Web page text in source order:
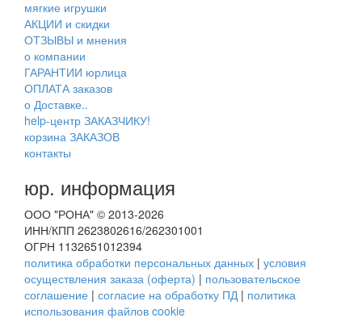
мягкие игрушки
АКЦИИ и скидки
ОТЗЫВЫ и мнения
о компании
ГАРАНТИИ юрлица
ОПЛАТА заказов
о Доставке..
help-центр ЗАКАЗЧИКУ!
корзина ЗАКАЗОВ
контакты
юр. информация
ООО "РОНА" © 2013-2026
ИНН/КПП 2623802616/262301001
ОГРН 1132651012394
политика обработки персональных данных | условия
осуществления заказа (оферта) | пользовательское
соглашение | согласие на обработку ПД| политика
использования файлов cookie